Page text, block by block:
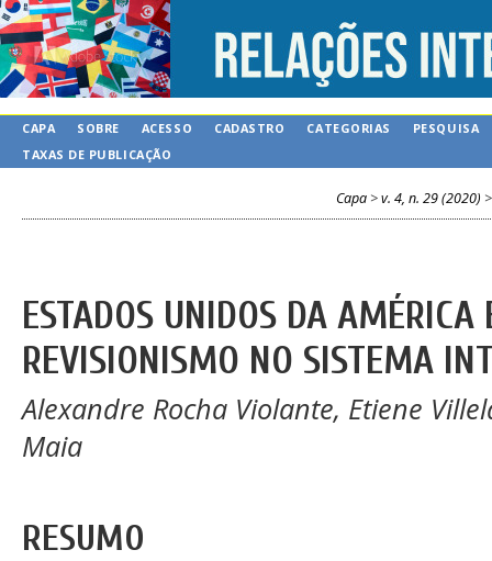
CAPA SOBRE ACESSO CADASTRO CATEGORIAS
PESQUISA
TAXAS DE PUBLICAÇÃO
Capa>v. 4, n. 29 (2020)
ESTADOS UNIDOS DA AMÉRICA
REVISIONISMO NO SISTEMA
Alexandre Rocha Violante, Etiene
Maia
RESUMO